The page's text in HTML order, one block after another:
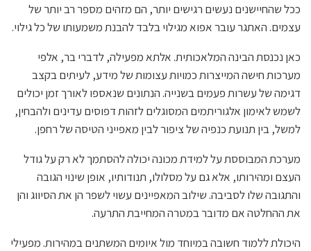
ככל שהחיישנים נעשים רגישים יותר, הם מזהים מספר רב יותר של
עצמים. האתגר עובר אפוא מגילוי בלבד להבנת משמעותו של כל גילוי.
כאן נכנסת הבינה המלאכותית. אלתא מפעילה, לדברי בר, אלפי
מערכות חישה המייצרות כמויות עצומות של מידע, לעיתים בקצב
דגימה של עשרות פעמים בשנייה. הנתונים שנאספו לאורך זמן יכולים
לשמש לאימון אלגוריתמים המסוגלים לזהות דפוסים עדינים ולהבחין,
למשל, בין תנועת כנפיה של ציפור לבין מאפייני הטיסה של רחפן.
מערכת המבוססת על למידת מכונה יכולה להסתמך לא רק על גודל
העצם ומהירותו, אלא גם על מסלולו, תנודותיו, אופן שינוי הגובה
והתגובה שלו לסביבה. שילוב המאפיינים עשוי לשפר הן את הסיווג והן
את ההחלטה אם מדובר במטרה המחייבת התרעה.
היכולת ללמוד חשובה במיוחד מול איומים המשתנים במהירות. מפעילי